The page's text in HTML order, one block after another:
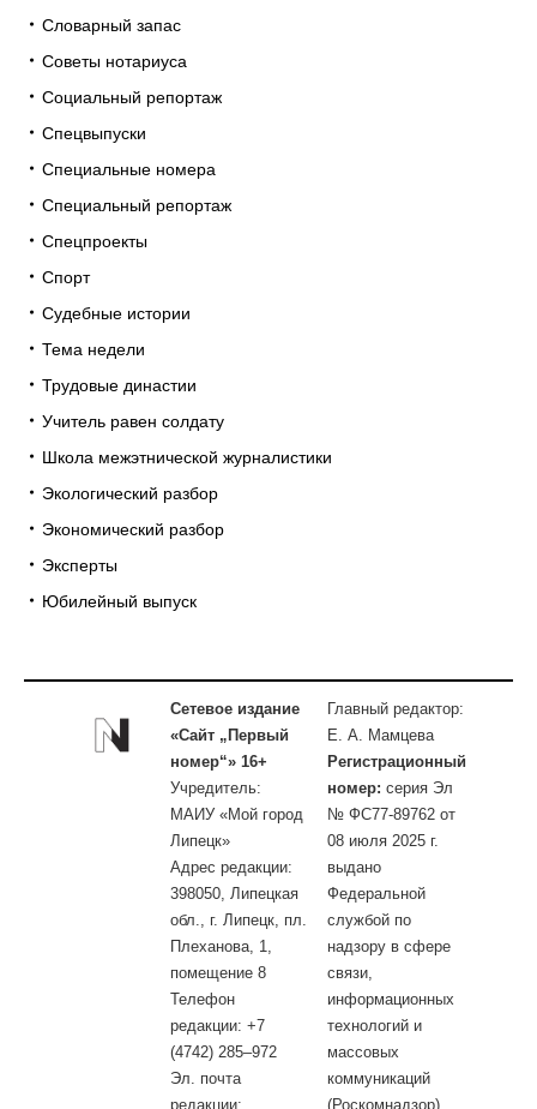
Словарный запас
Советы нотариуса
Социальный репортаж
Спецвыпуски
Специальные номера
Специальный репортаж
Спецпроекты
Спорт
Судебные истории
Тема недели
Трудовые династии
Учитель равен солдату
Школа межэтнической журналистики
Экологический разбор
Экономический разбор
Эксперты
Юбилейный выпуск
Сетевое издание
«Сайт „Первый
номер“» 16+
Учредитель:
МАИУ «Мой город
Липецк»
Адрес редакции:
398050, Липецкая
обл., г. Липецк, пл.
Плеханова, 1,
помещение 8
Телефон
редакции: +7
(4742) 285–972
Эл. почта
редакции:
Главный редактор:
Е. А. Мамцева
Регистрационный
номер: серия Эл
№ ФС77-89762 от
08 июля 2025 г.
выдано
Федеральной
службой по
надзору в сфере
связи,
информационных
технологий и
массовых
коммуникаций
(Роскомнадзор)